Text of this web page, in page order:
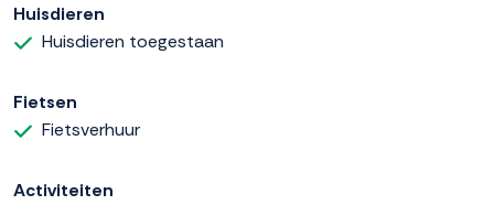
Huisdieren
Huisdieren toegestaan
Fietsen
Fietsverhuur
Activiteiten